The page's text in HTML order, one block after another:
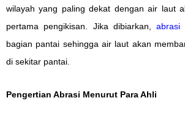
wilayah yang paling dekat dengan air laut
pertama pengikisan. Jika dibiarkan,abrasi
bagian pantai sehingga air laut akan
di sekitar pantai.
Pengertian Abrasi Menurut Para Ahli